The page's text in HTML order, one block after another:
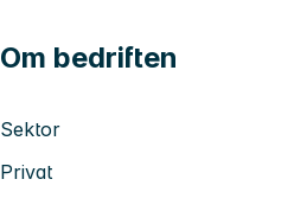
Om bedriften
Sektor
Privat